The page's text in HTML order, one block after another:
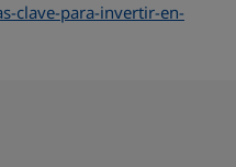
clave-para-invertir-en-